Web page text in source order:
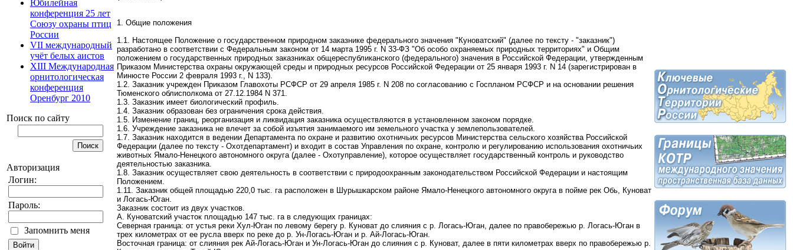
Юбилейная
конференция 25 лет
Союзу охраны птиц
России
VII международный
учёт белых аистов
XIII Международная
орнитологическая
конференция
Оренбург 2010
Поиск по сайту
Авторизация
Логин:
Пароль:
Запомнить меня
1. Общие положения
1.1. Настоящее Положение о государственном природном заказнике федерального значения "Куноватский" (далее по тексту - "заказник")
разработано в соответствии с Федеральным законом от 14 марта 1995 г. N 33-ФЗ "Об особо охраняемых природных территориях" и Общим
положением о государственных природных заказниках общереспубликанского (федерального) значения в Российской Федерации, утвержденным
Приказом Министерства охраны окружающей среды и природных ресурсов Российской Федерации от 25 января 1993 г. N 14 (зарегистрирован в
Минюсте России 2 февраля 1993 г., N 133).
1.2. Заказник учрежден Приказом Главохоты РСФСР от 29 апреля 1985 г. N 208 по согласованию с Госпланом РСФСР и на основании решения
Тюменского облисполкома от 27.12.1984 N 371.
1.3. Заказник имеет биологический профиль.
1.4. Заказник образован без ограничения срока действия.
1.5. Изменение границ, реорганизация и ликвидация заказника осуществляются в установленном законом порядке.
1.6. Учреждение заказника не влечет за собой изъятия занимаемого им земельного участка у землепользователей.
1.7. Заказник находится в ведении Департамента по охране и развитию охотничьих ресурсов Министерства сельского хозяйства Российской
Федерации (далее по тексту - Охотдепартамент) и входит в состав Управления по охране, контролю и регулированию использования охотничьих
животных Ямало-Ненецкого автономного округа (далее - Охотуправление), которое осуществляет государственный контроль и руководство
деятельностью заказника.
1.8. Заказник осуществляет свою деятельность в соответствии с природоохранным законодательством Российской Федерации и настоящим
Положением.
1.11. Заказник общей площадью 220,0 тыс. га расположен в Шурышкарском районе Ямало-Ненецкого автономного округа в пойме рек Обь, Куноват
и Логась-Юган.
Заказник состоит из двух участков.
А. Куноватский участок площадью 147 тыс. га в следующих границах:
Северная граница: от устья реки Хул-Юган по левому берегу р. Куноват до слияния с р. Логась-Юган, далее по правобережью р. Логась-Юган в
трех километрах от ее русла вверх по реке до р. Ун-Логась-Юган и р. Ай-Логась-Юган.
Восточная граница: от слияния рек Ай-Логась-Юган и Ун-Логась-Юган до слияния с р. Куноват, далее в пяти километрах вверх по правобережью р.